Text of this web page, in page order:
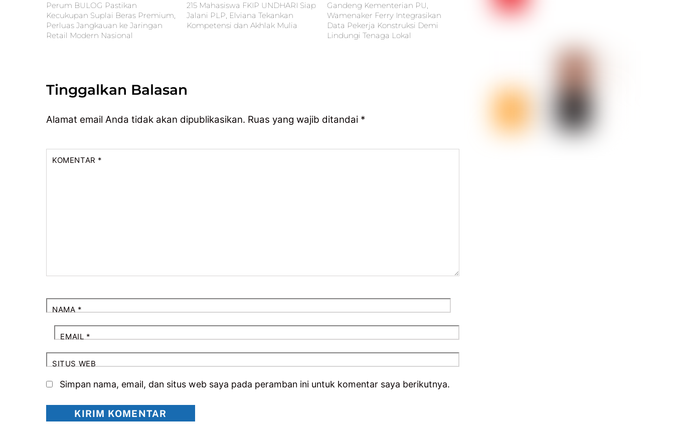
Perum BULOG Pastikan
Kecukupan Suplai Beras Premium,
Perluas Jangkauan ke Jaringan
Retail Modern Nasional
215 Mahasiswa FKIP UNDHARI Siap
Jalani PLP, Elviana Tekankan
Kompetensi dan Akhlak Mulia
Gandeng Kementerian PU,
Wamenaker Ferry Integrasikan
Data Pekerja Konstruksi Demi
Lindungi Tenaga Lokal
Tinggalkan Balasan
Alamat email Anda tidak akan dipublikasikan. Ruas yang wajib ditandai *
KOMENTAR *
NAMA*
EMAIL*
SITUS WEB
Simpan nama, email, dan situs web saya pada peramban ini untuk komentar saya berikutnya.